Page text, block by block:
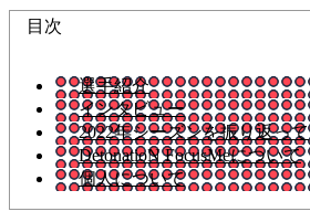
目次
選手紹介
インタビュー
2022年シーズンを振り返って
DetonatioN FocusMeについて
個人について